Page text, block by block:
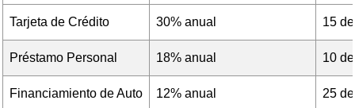
Tarjeta de Crédito 30% anual 15
Préstamo Personal 18% anual 10
Financiamiento de Auto 12% anual
25